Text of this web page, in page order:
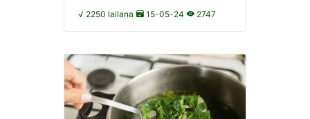
√ 2250 lailana 15-05-24 2747